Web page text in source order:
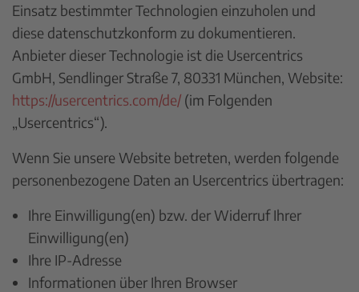
Einsatz bestimmter Technologien einzuholen und
diese datenschutzkonform zu dokumentieren.
Anbieter dieser Technologie ist die Usercentrics
GmbH, Sendlinger Straße 7, 80331 München, Website:
https://usercentrics.com/de/ (im Folgenden
„Usercentrics“).
Wenn Sie unsere Website betreten, werden folgende
personenbezogene Daten an Usercentrics übertragen:
Ihre Einwilligung(en) bzw. der Widerruf Ihrer
Einwilligung(en)
Ihre IP-Adresse
Informationen über Ihren Browser